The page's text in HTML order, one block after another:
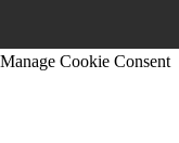
Manage Cookie Consent